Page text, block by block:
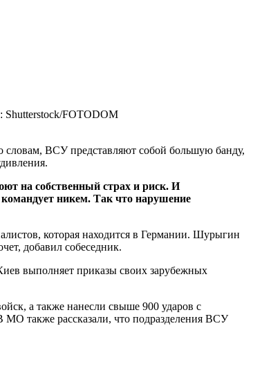
Shutterstock/FOTODOM
словам, ВСУ представляют собой большую банду,
на собственный страх и риск. И
никем. Так что нарушение
которая находится в Германии. Шурыгин
добавил собеседник.
выполняет приказы своих зарубежных
а также нанесли свыше 900 ударов с
МО также рассказали, что подразделения ВСУ